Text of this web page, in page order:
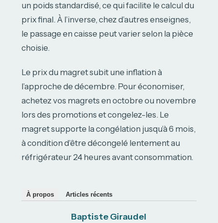
un poids standardisé, ce qui facilite le calcul du
prix final. À l’inverse, chez d’autres enseignes,
le passage en caisse peut varier selon la pièce
choisie.
Le prix du magret subit une inflation à
l’approche de décembre. Pour économiser,
achetez vos magrets en octobre ou novembre
lors des promotions et congelez-les. Le
magret supporte la congélation jusqu’à 6 mois,
à condition d’être décongelé lentement au
réfrigérateur 24 heures avant consommation.
À propos Articles récents
Baptiste Giraudel